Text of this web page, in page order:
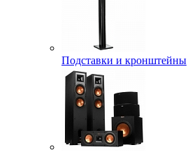
Подставки и кронштейны